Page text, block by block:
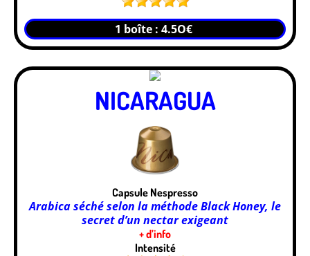
1 boîte : 4.5O€
NICARAGUA
Capsule Nespresso
Arabica séché selon la méthode Black Honey, le
secret d’un nectar exigeant
+ d’info
Intensité